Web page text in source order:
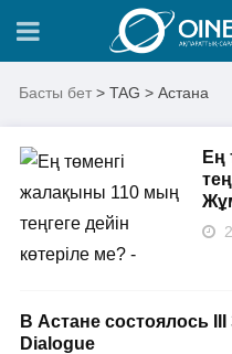
Басты бет > TAG > Астана
Ең
В Астане состоялось
Dialogue